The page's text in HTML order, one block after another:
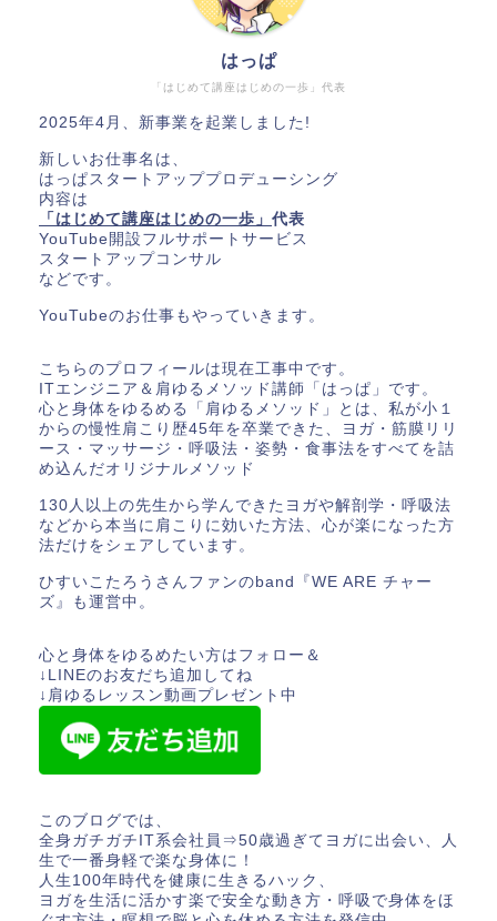
「はじめて講座はじめの一歩」代表
はっぱ
2025年4月、新事業を起業しました!
新しいお仕事名は、
はっぱスタートアッププロデューシング
内容は
「はじめて講座はじめの一歩」 代表
YouTube開設フルサポートサービス
スタートアップコンサル
などです。
YouTubeのお仕事もやっていきます。
こちらのプロフィールは現在工事中です。
ITエンジニア＆肩ゆるメソッド講師「はっぱ」です。
心と身体をゆるめる「肩ゆるメソッド」とは、私が小１
からの慢性肩こり歴45年を卒業できた、ヨガ・筋膜リリ
ース・マッサージ・呼吸法・姿勢・食事法をすべてを詰
め込んだオリジナルメソッド
130人以上の先生から学んできたヨガや解剖学・呼吸法
などから本当に肩こりに効いた方法、心が楽になった方
法だけをシェアしています。
ひすいこたろうさんファンのband『WE ARE チャー
ズ』も運営中。
心と身体をゆるめたい方はフォロー＆
↓LINEのお友だち追加してね
↓肩ゆるレッスン動画プレゼント中
このブログでは、
全身ガチガチIT系会社員⇒50歳過ぎてヨガに出会い、人
生で一番身軽で楽な身体に！
人生100年時代を健康に生きるハック、
ヨガを生活に活かす楽で安全な動き方・呼吸で身体をほ